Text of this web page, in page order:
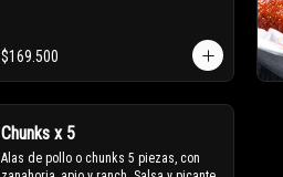
$169.500
Chunks x 5
Alas de pollo o chunks 5 piezas, con